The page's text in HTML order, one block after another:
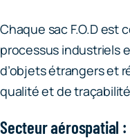
Chaque sac F.O.D est
processus industriels
d’objets étrangers et
qualité et de
Secteur aérospatial